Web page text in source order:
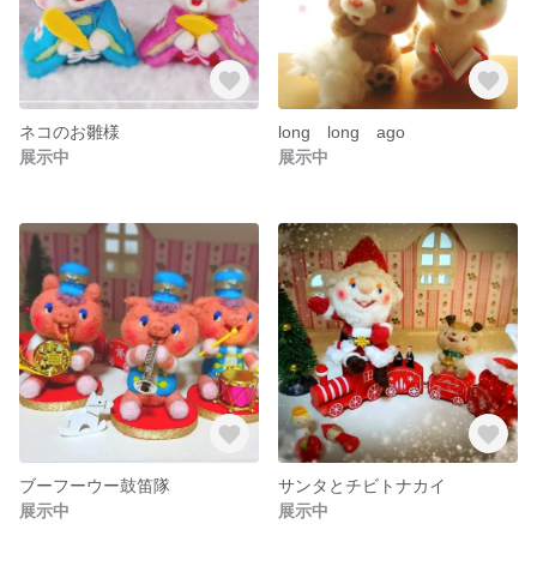
ネコのお雛様
展示中
long long ago
展示中
ブーフーウー鼓笛隊
展示中
サンタとチビトナカイ
展示中